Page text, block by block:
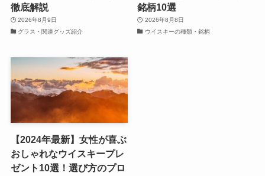
徹底解説
2026年8月9日
グラス・関連グッズ紹介
銘柄10選
2026年8月8日
ウイスキーの種類・銘柄
【2024年最新】女性が喜ぶ
おしゃれなウイスキープレ
ゼント10選！選び方のプロ